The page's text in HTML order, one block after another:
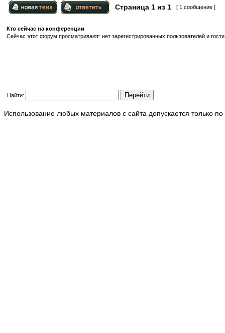
Страница 1 из 1 [ 1 сообщение ]
Кто сейчас на конференции
Сейчас этот форум просматривают: нет зарегистрированных пользователей и
Найти:
Использование любых материалов с сайта допускается только